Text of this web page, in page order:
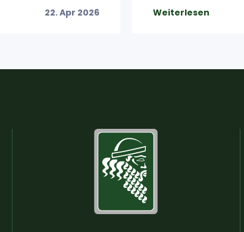
22. Apr 2026 Weiterlesen